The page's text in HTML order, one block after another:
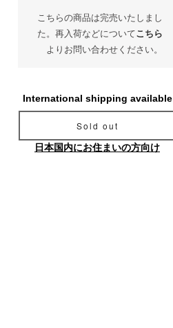
こちらの商品は完売いたしまし
た。再入荷などについてこちら
よりお問い合わせください。
International shipping available
Sold out
日本国内にお住まいの方向け